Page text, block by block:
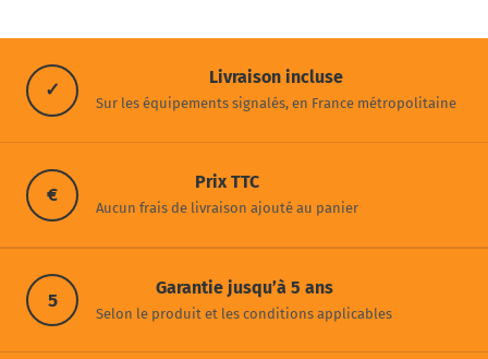
✓
Livraison incluse
Sur les équipements signalés, en France métropolitaine
€
Prix TTC
Aucun frais de livraison ajouté au panier
5
Garantie jusqu’à 5 ans
Selon le produit et les conditions applicables